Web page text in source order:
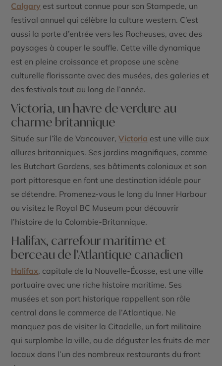
Calgary est surtout connue pour son Stampede, un
festival annuel qui célèbre la culture western. C’est
aussi la porte d’entrée vers les Rocheuses, avec des
paysages à couper le souffle. Cette ville dynamique
est en pleine croissance et propose une scène
culturelle florissante avec des musées, des galeries et
des festivals tout au long de l’année.
Victoria, un havre de verdure au
charme britannique
Située sur l’île de Vancouver,Victoria est une ville aux
allures britanniques. Ses jardins magnifiques, comme
les Butchart Gardens, ses bâtiments coloniaux et son
port pittoresque en font une destination idéale pour
se détendre. Promenez-vous le long du Inner Harbour
ou visitez le Royal BC Museum pour découvrir
l’histoire de la Colombie-Britannique.
Halifax, carrefour maritime et
berceau de l’Atlantique canadien
Halifax, capitale de la Nouvelle-Écosse, est une ville
portuaire avec une riche histoire maritime. Ses
musées et son port historique rappellent son rôle
central dans le commerce de l’Atlantique. Ne
manquez pas de visiter la Citadelle, un fort militaire
qui surplombe la ville, ou de déguster les fruits de mer
locaux dans l’un des nombreux restaurants du front